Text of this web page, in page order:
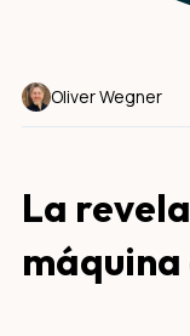
Oliver Wegner
La